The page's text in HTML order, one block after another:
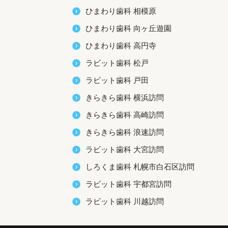
ひまわり歯科 相模原
ひまわり歯科 向ヶ丘遊園
ひまわり歯科 高円寺
ラビット歯科 松戸
ラビット歯科 戸田
きらきら歯科 横浜訪問
きらきら歯科 高崎訪問
きらきら歯科 浪速訪問
ラビット歯科 大宮訪問
しろくま歯科 札幌市白石区訪問
ラビット歯科 宇都宮訪問
ラビット歯科 川越訪問